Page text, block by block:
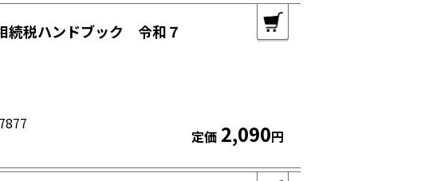
続税ハンドブック 令和７
定価 2,090円